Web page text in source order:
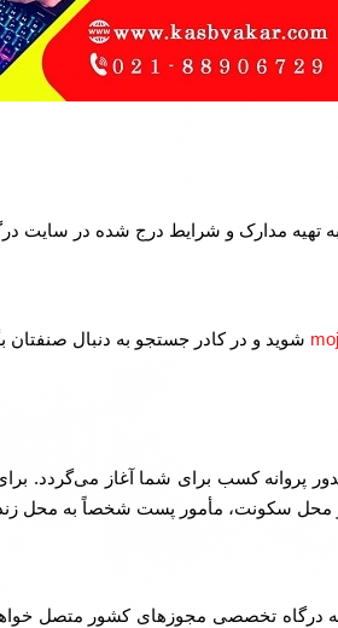
به تهیه مدارک و شرایط درج شده در سایت
شوید و در کادر جستجو به دنبال
پروانه کسب برای شما آغاز می‌گردد.
سکونت، مأمور پست شخصاً به محل
تخصصی مجوزهای کشور متصل